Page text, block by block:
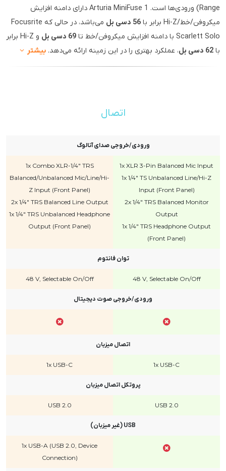
Range) ورودی‌ها است. Arturia MiniFuse 1 دارای دامنه افزایش
میکروفن/خط/Hi-Z برابر با
56 دسی بل
می‌باشد، در حالی که Focusrite
Scarlett Solo با دامنه افزایش میکروفن/خط تا
69 دسی بل
و Hi-Z برابر
با 62 دسی بل ، عملکرد بهتری را در این زمینه ارائه می‌دهد. بیشتر
اتصال
ورودی/خروجی صدای آنالوگ
1x XLR 3-Pin Balanced Mic Input
1x 1/4" TS Unbalanced Line/Hi-Z
Input (Front Panel)
2x 1/4" TRS Balanced Monitor
Output
1x 1/4" TRS Headphone Output
(Front Panel)
1x Combo XLR-1/4" TRS
Balanced/Unbalanced Mic/Line/Hi-
Z Input (Front Panel)
2x 1/4" TRS Balanced Line Output
1x 1/4" TRS Unbalanced Headphone
Output (Front Panel)
توان فانتوم
48 V, Selectable On/Off
48 V, Selectable On/Off
ورودی/خروجی صوت دیجیتال
اتصال میزبان
1x USB-C
1x USB-C
پروتکل اتصال میزبان
USB 2.0
USB 2.0
USB (غیر میزبان)
1x USB-A (USB 2.0, Device
Connection)